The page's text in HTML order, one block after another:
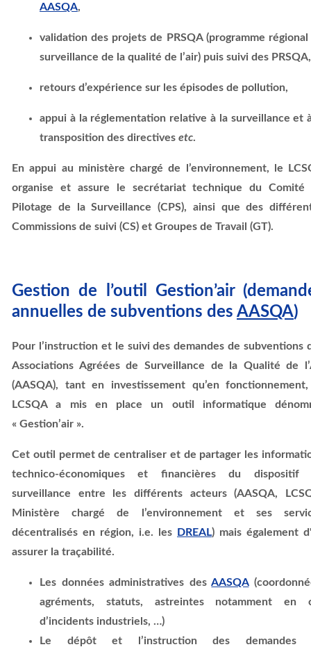
AASQA,
validation des projets de PRSQA (programme régional
surveillance de la qualité de l’air) puis suivi des PRSQA,
retours d’expérience sur les épisodes de pollution,
appui à la réglementation relative à la surveillance et
transposition des directives etc.
En appui au ministère chargé de l’environnement, le
organise et assure le secrétariat technique du Comité
Pilotage de la Surveillance (CPS), ainsi que des
Commissions de suivi (CS) et Groupes de Travail (GT).
Gestion de l’outil Gestion’air
annuelles de subventions des AASQA)
Pour l’instruction et le suivi des demandes de subventions
Associations Agréées de Surveillance de la Qualité de
(AASQA), tant en investissement qu’en
LCSQA a mis en place un outil informatique
« Gestion’air ».
Cet outil permet de centraliser et de partager les
technico-économiques et financières du dispositif
surveillance entre les différents acteurs (AASQA,
Ministère chargé de l’environnement et ses
décentralisés en région, i.e. les
DREAL) mais également
assurer la traçabilité.
Les données administratives desAASQA
agréments, statuts, astreintes notamment en
d’incidents industriels, …)
Le dépôt et l’instruction des demandes